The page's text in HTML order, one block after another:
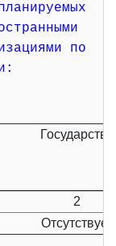
по
Государство
2
Отсутствует